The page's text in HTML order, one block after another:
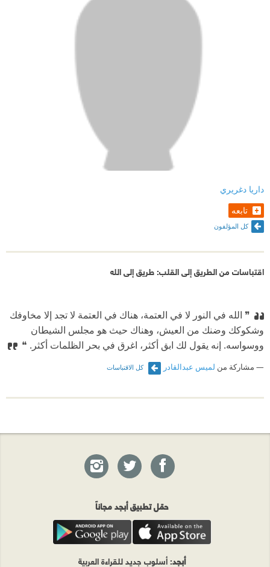
داريا دغريري
تابعه
كل المؤلفون
اقتباسات من الطريق إلى القلب: طريق إلى الله
❞ الله في النور لا في العتمة، هناك في العتمة لا تجد إلا مخاوفك
وشكوكك وضنك من العيش، وهناك حيث هو مجلس الشيطان
ووسواسه. إنه يقول لك ابق أكثر، اغرق في بحر الظلمات أكثر. ❝
مشاركة من لميس عبدالقادر كل الاقتباسات
حمّل تطبيق أبجد مجاناً
أبجد: أسلوب جديد للقراءة العربية